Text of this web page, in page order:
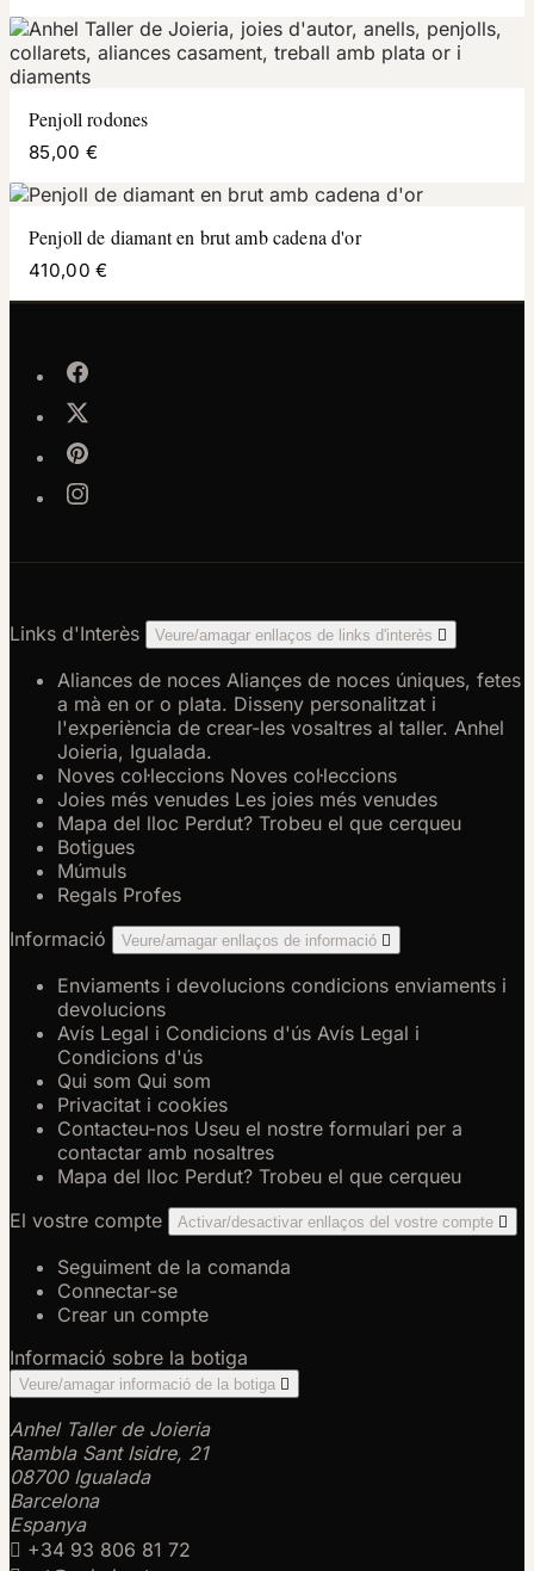
Penjoll rodones
85,00 €
Penjoll de diamant en brut amb cadena d'or
410,00 €
Links d'Interès Veure/amagar enllaços de links d'interès 
Aliances de noces Aliançes de noces úniques, fetes
a mà en or o plata. Disseny personalitzat i
l'experiència de crear-les vosaltres al taller. Anhel
Joieria, Igualada.
Noves col·leccions Noves col·leccions
Joies més venudes Les joies més venudes
Mapa del lloc Perdut? Trobeu el que cerqueu
Botigues
Múmuls
Regals Profes
Informació
Veure/amagar enllaços de informació 
Enviaments i devolucions condicions enviaments i
devolucions
Avís Legal i Condicions d'ús Avís Legal i
Condicions d'ús
Qui som Qui som
Privacitat i cookies
Contacteu-nos Useu el nostre formulari per a
contactar amb nosaltres
Mapa del lloc Perdut? Trobeu el que cerqueu
El vostre compte
Activar/desactivar enllaços del vostre compte 
Seguiment de la comanda
Connectar-se
Crear un compte
Informació sobre la botiga
Veure/amagar informació de la botiga 
Anhel Taller de Joieria
Rambla Sant Isidre, 21
08700 Igualada
Barcelona
Espanya
 +34 93 806 81 72